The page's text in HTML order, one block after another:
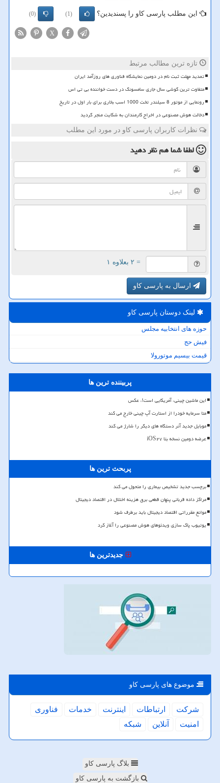
این مطلب پارسی کاو را پسندیدین؟ (1)
(0)
X
تازه ترین مطالب مرتبط
تمدید مهلت ثبت نام در دومین نمایشگاه فناوری های روزآمد ایران
متفاوت ترین گوشی سال جاری سامسونگ در دست خواننده بی تی اس
رونمایی از موتور 8 سیلندر تخت 1000 اسب بخاری برای بار اول در تاریخ
دخالت هوش مصنوعی در اخراج کارمندان به شکایت منجر گردید
نظرات کاربران پارسی کاو در مورد این مطلب
لطفا شما همنظر دهید
= ۲ بعلاوه ۱
ارسال به پارسی کاو
لینک دوستان پارسی كاو
حوزه های انتخابیه مجلس
فیش حج
قیمت بیسیم موتورولا
پربیننده ترین ها
این ماشین چینی، آمریکایی است!، عکس
متا سرمایه خودرا از استارت آپ چینی خارج می کند
موبایل جدید آنر دستگاه های دیگر را شارژ می کند
عرضه دومین نسخه بتا iOS۲۷
پربحث ترین ها
برچسب جدید تشخیص بیماری را متحول می کند
مراکز داده قربانی پنهان قطعی برق هزینه اختلال در اقتصاد دیجیتال
موانع مقرراتی اقتصاد دیجیتال باید برطرف شود
یوتیوب پاک سازی ویدئوهای هوش مصنوعی را آغاز کرد
جدیدترین ها
موضوع های پارسی كاو
شركت ارتباطات اینترنت خدمات
فناوری
امنیت
آنلاین شبكه
بلاگ پارسی کاو
بازگشت به پارسی کاو